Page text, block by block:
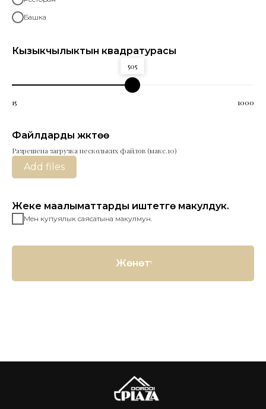
Башка
Кызыкчылыктын квадратурасы
505
15 1000
Файлдарды жүктөө
Разрешена загрузка нескольких файлов (макс.10)
Add files
Жеке маалыматтарды иштетүүгө макулдук.
Мен купуялык саясатына макулмун.
Жөнөтүү